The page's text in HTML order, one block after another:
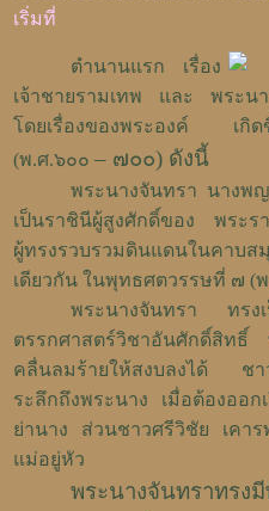
เริ่มที่
ตำนานแรก เรื่อง
เจ้าชายรามเทพ และ พระน
โดยเรื่องของพระองค์ เ
(พ.ศ.๖๐๐– ๗๐๐) ดังนี้
พระนางจันทรา นางพ
เป็นราชินีผู้สูงศักดิ์ของ พระ
ผู้ทรงรวบรวมดินแดนในคาบ
เดียวกัน ในพุทธศตวรรษที่ ๗ (
พระนางจันทรา ทรง
ตรรกศาสตร์วิชาอันศักดิ์สิท
คลื่นลมร้ายให้สงบลงได้
ชา
ระลึกถึงพระนาง เมื่อต้องออ
ย่านาง ส่วนชาวศรีวิชัย เคาร
แม่อยู่หัว
พระนางจันทราทรง